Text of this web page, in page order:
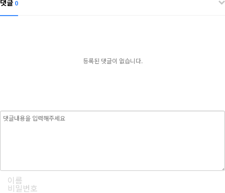
0
등록된 댓글이 없습니다.